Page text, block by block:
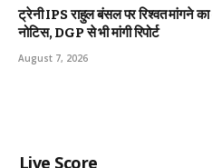
ट्रेनी IPS राहुल बंसल पर रिश्वत मांगने
नोटिस, DGP से भी मांगी रिपोर्ट
August 7, 2026
Live Score